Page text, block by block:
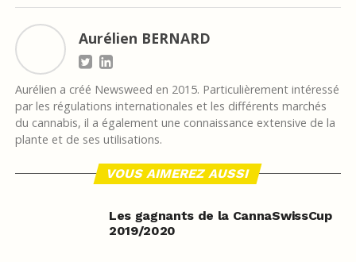
Aurélien BERNARD
Aurélien a créé Newsweed en 2015. Particulièrement intéressé
par les régulations internationales et les différents marchés
du cannabis, il a également une connaissance extensive de la
plante et de ses utilisations.
VOUS AIMEREZ AUSSI
Les gagnants de la CannaSwissCup
2019/2020